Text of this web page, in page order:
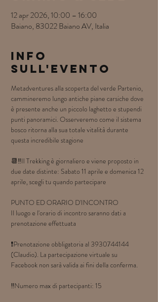
12 apr 2026, 10:00 – 16:00
Baiano, 83022 Baiano AV, Italia
Info
sull'evento
Metadventures alla scoperta del verde Partenio,
cammineremo lungo antiche piane carsiche dove
è presente anche un piccolo laghetto e stupendi
punti panoramici. Osserveremo come il sistema
bosco ritorna alla sua totale vitalità durante
questa incredibile stagione
📆‼️Il Trekking è giornaliero e viene proposto in
due date distinte: Sabato 11 aprile e domenica 12
aprile, scegli tu quando partecipare
PUNTO ED ORARIO D'INCONTRO
Il luogo e l'orario di incontro saranno dati a
prenotazione effettuata
❗Prenotazione obbligatoria al 3930744144
(Claudio). La partecipazione virtuale su
Facebook non sarà valida ai fini della conferma.
‼Numero max di partecipanti: 15